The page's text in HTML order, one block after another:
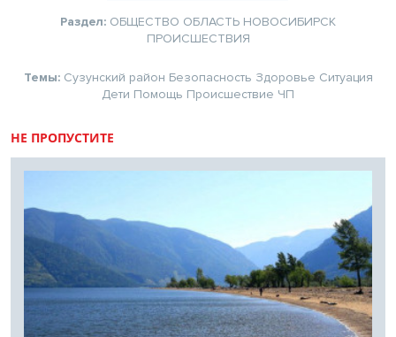
Раздел: ОБЩЕСТВО ОБЛАСТЬ НОВОСИБИРСК
ПРОИСШЕСТВИЯ
Темы: Сузунский район Безопасность Здоровье Ситуация
Дети Помощь Происшествие ЧП
НЕ ПРОПУСТИТЕ